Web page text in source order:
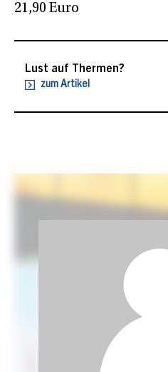
Lust auf Thermen?
zum Artikel
21,90 Euro